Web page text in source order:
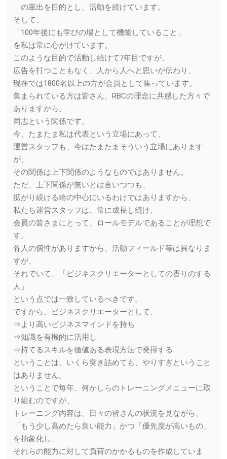
の輩出を目的とし、活動を続けています。
そして、
「100年後にも学びの場として機能していること」
を私は常に心がけています。
このような目的で活動し続けて7年目ですが、
広告を打つこともなく、人から人へと思いが伝わり、
現在では1800名以上の方が会員として集っています。
集まられている方は皆さん、RBCの理念に共感した方々で
ありますから、
同志という関係です。
今、たまたま私は代表という立場にあって、
運営スタッフも、今はたまたまそういう立場にあります
が、
その関係は上下関係のようなものではありません。
ただ、上下関係が無いとは言いつつも、
拡がり続ける輪の中心にいるわけではありますから、
私たち運営スタッフは、常に成長し続け、
会員の皆さまにとって、ロールモデルであることが理想で
す。
各人の個性がありますから、活動フィールド等は異なりま
すが、
それでいて、「ビジネスクリエーターとしての香りのする
人」
という点では一致しているべきです。
ですから、ビジネスクリエーターとして、
⇒より高いビジネスマインドを持ち
⇒知識を有機的に活用し
⇒持てるスキルを価値ある表現方法で発揮する
ということは、いくら突き詰めても、やりすぎということ
はありません。
ということで毎年、何かしらのトレーニングメニューに取
り組むのですが、
トレーニング内容は、日々の皆さんの状況を見ながら、
「もう少し高めたら良い能力」かつ「優先度が高いもの」
を抽象化し、
それらの能力に対して負荷のかかるものを作成していま